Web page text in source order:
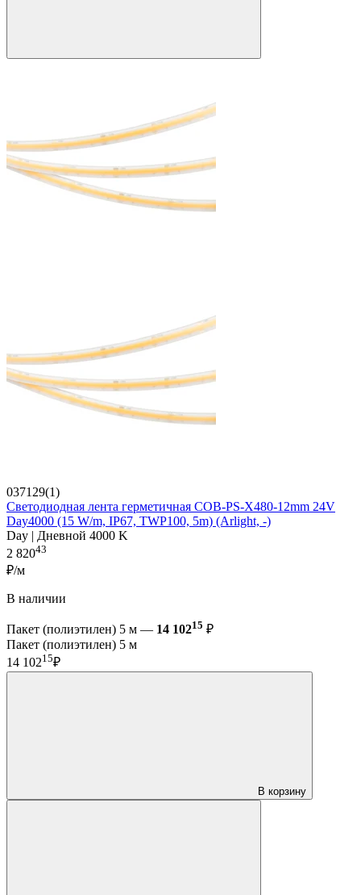
037129(1)
Светодиодная лента герметичная COB-PS-X480-12mm 24V
Day4000 (15 W/m, IP67, TWP100, 5m) (Arlight, -)
Day | Дневной 4000 K
2 82043
₽/м
В наличии
Пакет (полиэтилен) 5 м — 14 10215 ₽
Пакет (полиэтилен) 5 м
14 10215₽
В корзину